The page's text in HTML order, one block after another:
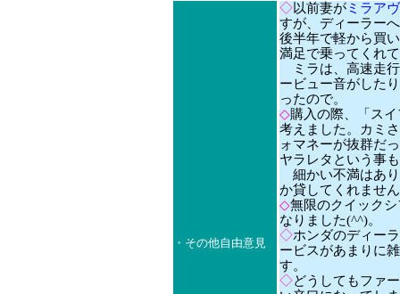
・その他自由意見
◇以前妻がミラア
すが、ディーラー
後半年で軽から買
満足で乗ってくれ
ミラは、高速走行
ービュー音がした
ったので。
◇購入の際、「ス
考えました。カミ
ォマネーが抜群だ
ヤラレタという事
細かい不満はあり
か貸してくれませ
◇無限のクイック
なりました(^^)。
◇ホンダのディー
ービスがあまりに
す。
◇どうしてもファ